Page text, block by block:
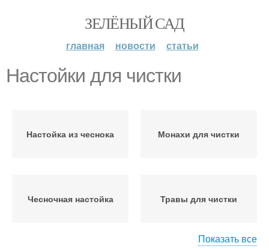
ЗЕЛЁНЫЙ САД
главная новости статьи
Настойки для чистки
Настойка из чеснока Монахи для чистки
Чесночная настойка Травы для чистки
Показать все